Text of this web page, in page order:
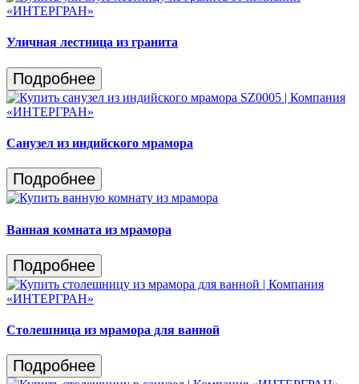
Уличная лестница из гранита
Подробнее
Санузел из индийского мрамора
Подробнее
Ванная комната из мрамора
Подробнее
Столешница из мрамора для ванной
Подробнее